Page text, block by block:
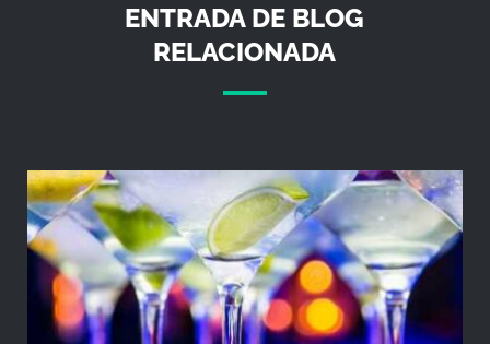
ENTRADA DE BLOG
RELACIONADA